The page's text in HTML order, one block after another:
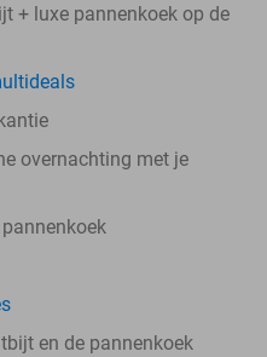
+ luxe pannenkoek op de
overnachting met je
en de pannenkoek